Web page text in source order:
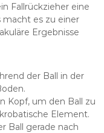
Fallrückzieher eine
es zu einer
Ergebnisse
der Ball in der
Kopf, um den Ball zu
Element.
Ball gerade nach